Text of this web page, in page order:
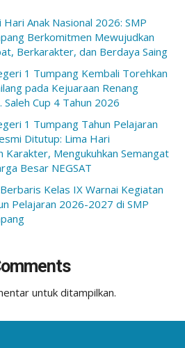
Anak Nasional 2026: SMP
Berkomitmen Mewujudkan
Berkarakter, dan Berdaya Saing
1 Tumpang Kembali Torehkan
pada Kejuaraan Renang
Saleh Cup 4 Tahun 2026
1 Tumpang Tahun Pelajaran
Ditutup: Lima Hari
Karakter, Mengukuhkan Semangat
Besar NEGSAT
Kelas IX Warnai Kegiatan
Pelajaran 2026-2027 di SMP
untuk ditampilkan.